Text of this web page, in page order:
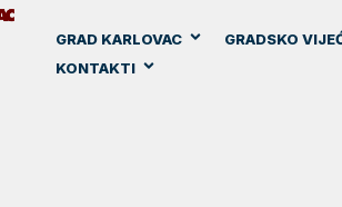
GRAD KARLOVAC GRADSKO
KONTAKTI